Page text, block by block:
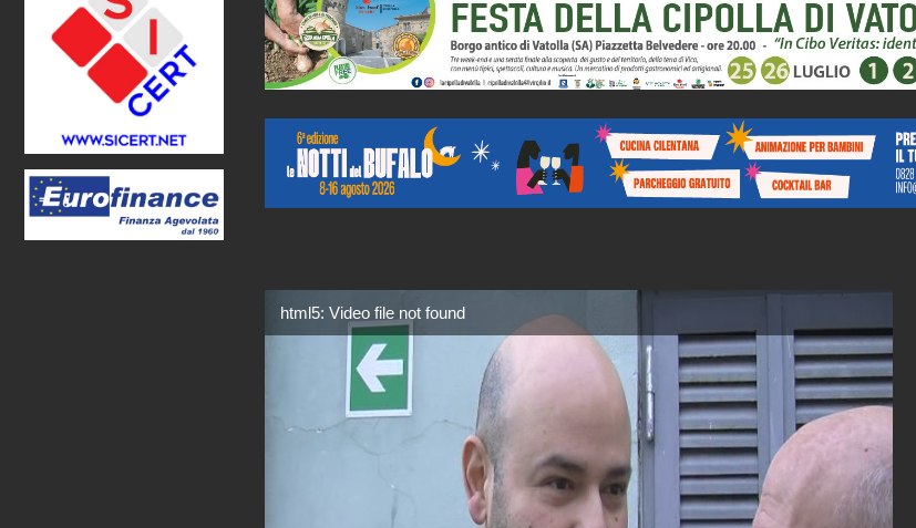
html5: Video file not found